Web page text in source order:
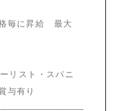
毎に昇給 最大
リスト・スパニ
与有り